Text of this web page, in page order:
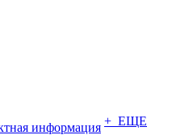
информация + ЕЩЕ